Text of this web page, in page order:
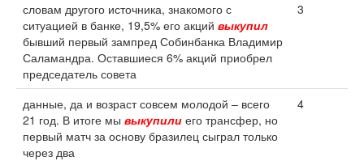
словам другого источника, знакомого с
ситуацией в банке, 19,5% его акций выкупил
бывший первый зампред Собинбанка Владимир
Саламандра. Оставшиеся 6% акций приобрел
председатель совета
3
данные, да и возраст совсем молодой – всего
21 год. В итоге мы выкупили его трансфер, но
первый матч за основу бразилец сыграл только
через два
4